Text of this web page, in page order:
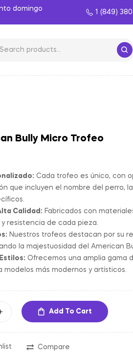
domingo 1 (849) 380
Bully Micro Trofeo
Cada trofeo es único, con
que incluyen el nombre del perro,
Calidad: Fabricados con
y resistencia de cada pieza.
Nuestros trofeos destacan por su
la majestuosidad del American
Ofrecemos una amplia gama
modelos más modernos y artísticos.
Add To Cart
Compare